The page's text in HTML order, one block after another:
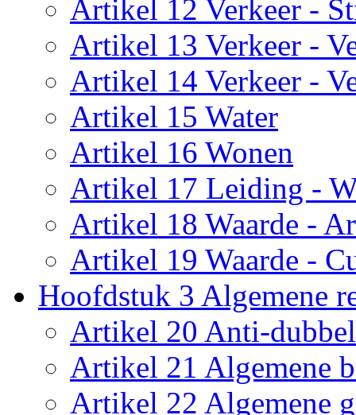
Artikel 12 Verkeer -
Artikel 13 Verkeer -
Artikel 14 Verkeer -
Artikel 15 Water
Artikel 16 Wonen
Artikel 17 Leiding -
Artikel 18 Waarde -
Artikel 19 Waarde -
Hoofdstuk 3 Algemene
Artikel 20 Anti-
Artikel 21 Algemene
Artikel 22 Algemene